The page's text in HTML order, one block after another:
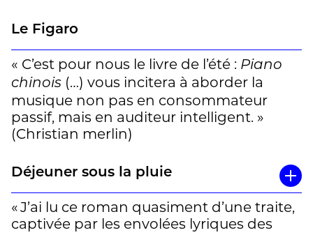
Michot)
Le Figaro
« C’est pour nous le livre de l’été : Piano
chinois (…) vous incitera à aborder la
musique non pas en consommateur
passif, mais en auditeur intelligent. »
(Christian merlin)
Déjeuner sous la pluie
« J’ai lu ce roman quasiment d’une traite,
captivée par les envolées lyriques des